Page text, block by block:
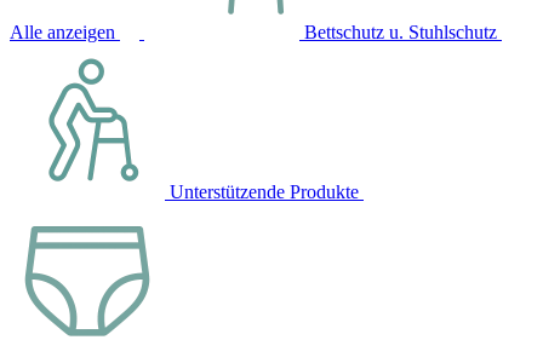
Alle anzeigen Bettschutz u. Stuhlschutz
Unterstützende Produkte